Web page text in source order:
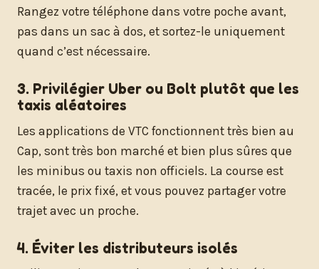
Rangez votre téléphone dans votre poche avant,
pas dans un sac à dos, et sortez-le uniquement
quand c’est nécessaire.
3. Privilégier Uber ou Bolt plutôt que les
taxis aléatoires
Les applications de VTC fonctionnent très bien au
Cap, sont très bon marché et bien plus sûres que
les minibus ou taxis non officiels. La course est
tracée, le prix fixé, et vous pouvez partager votre
trajet avec un proche.
4. Éviter les distributeurs isolés